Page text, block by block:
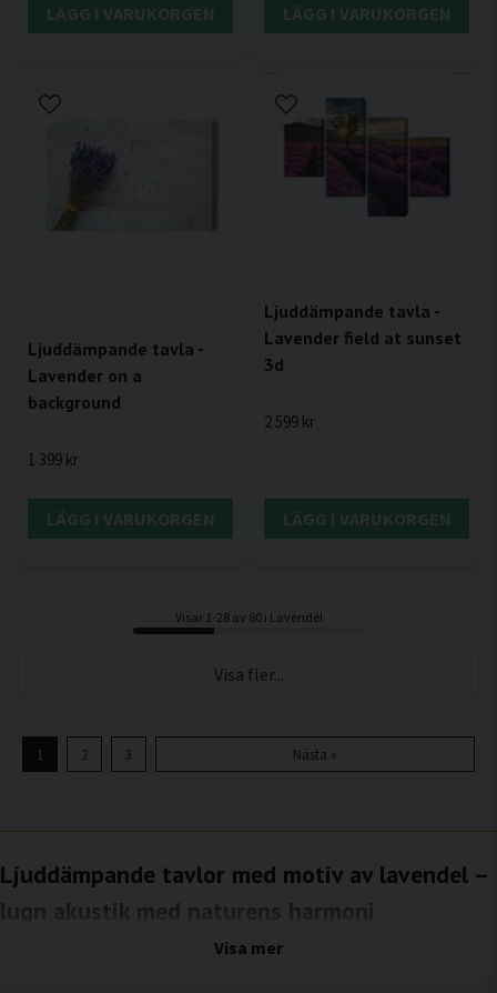
LÄGG I VARUKORGEN LÄGG I VARUKORGEN
Ljuddämpande tavla -
Lavender on a
background
1 399 kr
LÄGG I VARUKORGEN
Ljuddämpande tavla -
Lavender field at sunset
3d
2 599 kr
LÄGG I VARUKORGEN
Visar 1-28 av 80 i Lavendel
Visa fler...
1 2 3 Nästa »
Ljuddämpande tavlor med motiv av lavendel –
lugn akustik med naturens harmoni
Lavendel är starkt förknippad med lugn, balans och återhämtning. Dess mjuka
Visa mer